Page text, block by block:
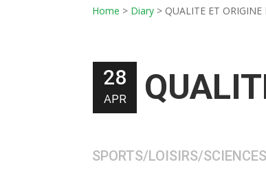
Home > Diary > QUALITE ET ORIGINE
28
APR
SPORTS/LOISIRS/SCIENCES